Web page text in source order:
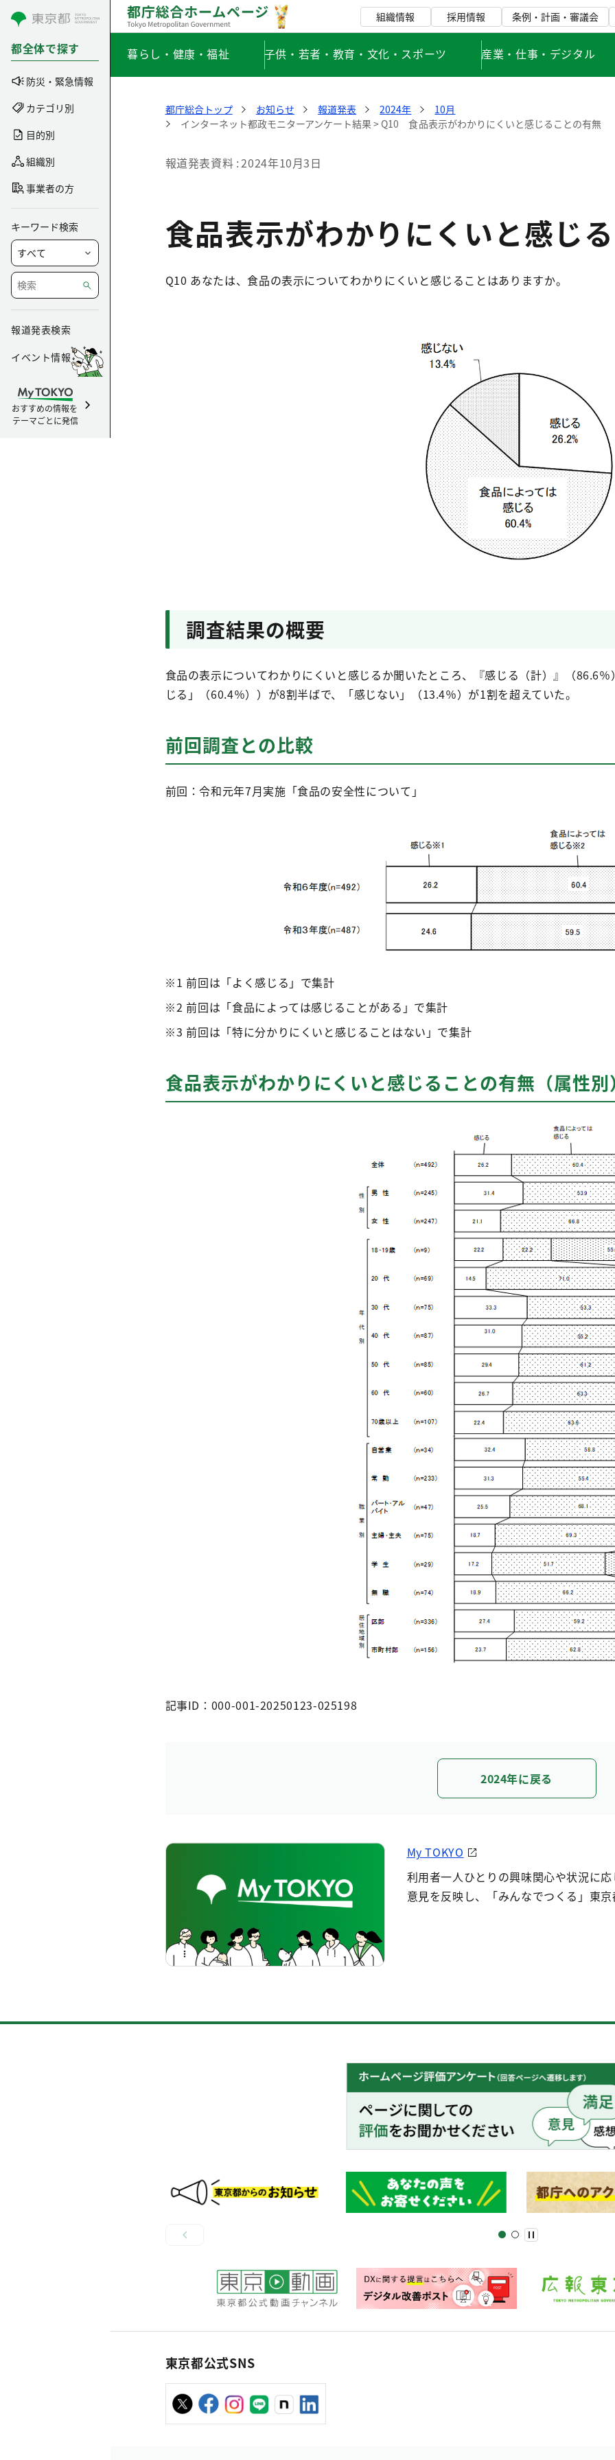
コンテンツにスキップ
都全体で探す
防災・緊急情報
カテゴリ別
目的別
組織別
事業者の方
キーワード検索
報道発表検索
イベント情報
おすすめの情報を
テーマごとに発信
組織情報 採用情報 条例・計画・審議会
暮らし・健康・福祉 子供・若者・教育・文化・スポーツ 産業・仕事・デジタル
都庁総合トップ お知らせ 報道発表 2024年
10月
インターネット都政モニターアンケート結果 > Q10 食品表示がわかりにくいと感じることの有無
報道発表資料 2024年10月3日
食品表示がわかりにくいと感じ
Q10 あなたは、食品の表示についてわかりにくいと感じることはありますか。
調査結果の概要
食品の表示についてわかりにくいと感じるか聞いたところ、『感じる（計）』（86.6
じる」（60.4％））が8割半ばで、「感じない」（13.4％）が1割を超えていた。
前回調査との比較
前回：令和元年7月実施「食品の安全性について」
※1 前回は「よく感じる」で集計
※2 前回は「食品によっては感じることがある」で集計
※3 前回は「特に分かりにくいと感じることはない」で集計
食品表示がわかりにくいと感じることの有無（属性別
記事ID：000-001-20250123-025198
2024年に戻る
My TOKYO
利用者一人ひとりの興味関心や状況に
意見を反映し、「みんなでつくる」東
東京都公式SNS